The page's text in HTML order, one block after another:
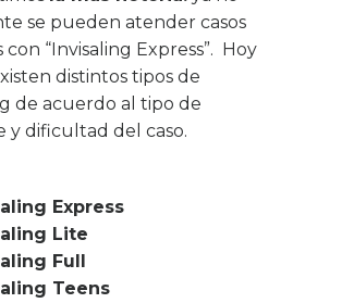
se pueden atender casos
con “Invisaling Express”. Hoy
distintos tipos de
de acuerdo al tipo de
y dificultad del caso.
Express
Lite
Full
Teens